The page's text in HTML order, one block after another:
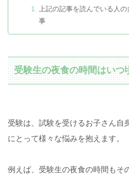
上記の記事を読んでいる人
事
受験生の夜食の時間はいつ
受験は、試験を受けるお子さん自
にとって様々な悩みを抱えます。
例えば、受験生の夜食の時間もそ